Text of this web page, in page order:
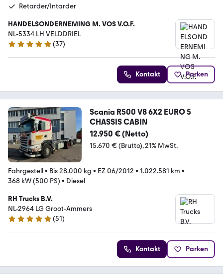
Retarder/Intarder
HANDELSONDERNEMING M. VOS V.O.F.
NL-5334 LH VELDDRIEL
5 Sterne
(37)
Kontakt Parken
Scania R500 V8 6X2 EURO 5
CHASSIS CABIN
12.950 € (Netto)
15.670 € (Brutto) 21% MwSt.
Fahrgestell• Bis 28.000 kg • EZ 06/2012 • 1.022.581 km •
368 kW (500 PS) • Diesel
RH Trucks B.V.
NL-2964 LG Groot-Ammers
5 Sterne
(51)
Kontakt Parken